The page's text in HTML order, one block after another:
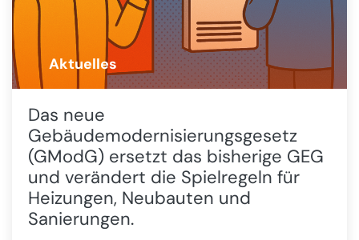
🚨 Aktuelles
Das neue
Gebäudemodernisierungsgesetz
(GModG) ersetzt das bisherige GEG
und verändert die Spielregeln für
Heizungen, Neubauten und
Sanierungen.